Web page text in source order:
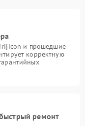
и прошедшие
корректную
ремонт